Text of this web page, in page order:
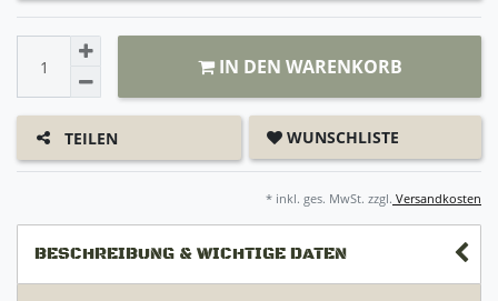
IN DEN WARENKORB
TEILEN WUNSCHLISTE
* inkl. ges. MwSt. zzgl. Versandkosten
BESCHREIBUNG & WICHTIGE DATEN